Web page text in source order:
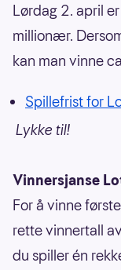
Lørdag 2. april
millionær.
kan man vinne
Spillefrist for
Lykke til!
Vinnersjanse
For å vinne
rette vinnertall
du spiller én